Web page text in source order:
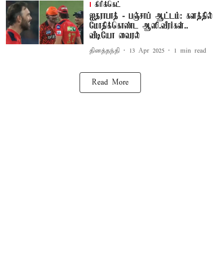
கிரிக்கெட்
ஐதராபாத் - பஞ்சாப் ஆட்டம்: களத்தில்
மோதிக்கொண்ட ஆஸி.வீரர்கள்..
வீடியோ வைரல்
தினத்தந்தி 13 Apr 2025 1 min read
Read More